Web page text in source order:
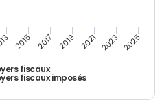
fiscaux
fiscaux imposés
2015 2017 2019 2021 2023 2025